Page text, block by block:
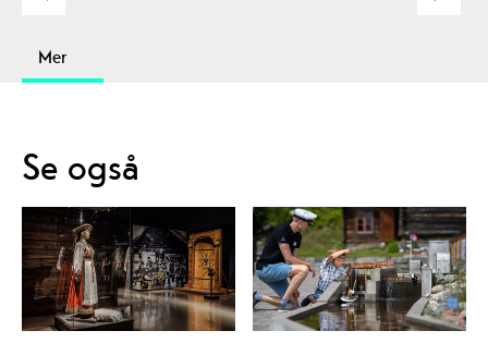
Mer
Se også